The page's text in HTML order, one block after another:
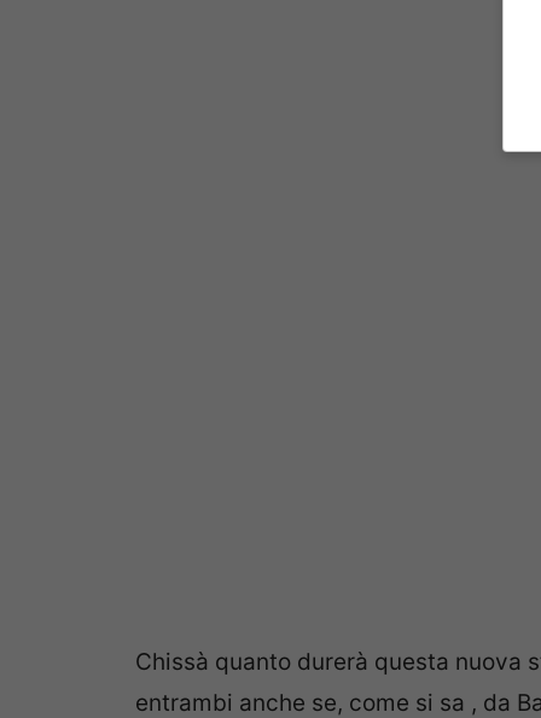
Chissà quanto durerà questa nuova
entrambi anche se, come si sa , da